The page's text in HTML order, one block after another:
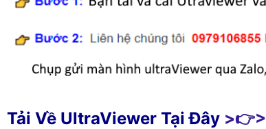
Tải Về UltraViewer Tại Đây >👉>